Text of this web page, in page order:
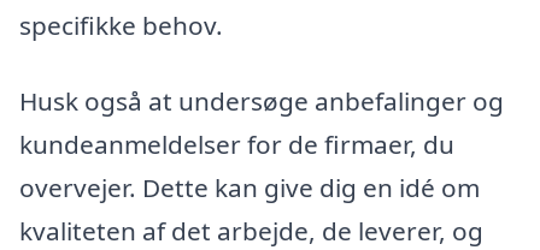
specifikke behov.
Husk også at undersøge anbefalinger og
kundeanmeldelser for de firmaer, du
overvejer. Dette kan give dig en idé om
kvaliteten af det arbejde, de leverer, og